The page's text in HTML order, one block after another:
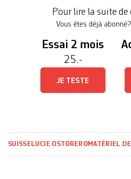
l’échelle mondiale, a
Pour lire la suite de
Vous êtes déjà abonné?
Essai 2 mois
25.-
JE TESTE
SUISSE LUCIE OSTORERO MATÉRIEL